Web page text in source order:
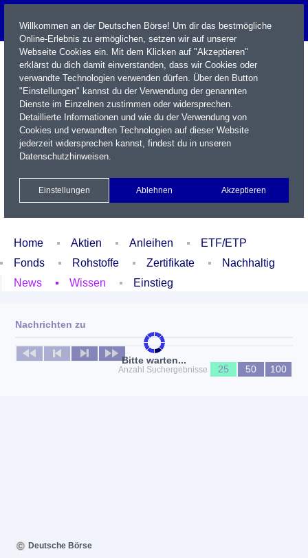
Name / WKN / ISIN / Kürzel
Xetra Realtime
Watchlist Portfolio Login
Home Aktien Anleihen
ETF/ETP
Fonds
Rohstoffe Zertifikate
Nachhaltig
News
Wissen Einstieg
Bitte warten...
Nachrichten zu
Keine News verfügbar
Anzahl Suchergebnisse
25 50 100
Willkommen an der Deutschen Börse! Um dir das bestmögliche
Online-Erlebnis zu ermöglichen, setzen wir auf unserer
Webseite Cookies ein. Mit dem Klicken auf "Akzeptieren"
erklärst du dich damit einverstanden, dass wir Cookies oder
verwandte Technologien verwenden dürfen. Über den Button
"Einstellungen" kannst du der Verwendung der genannten
Dienste im Einzelnen zustimmen oder widersprechen.
Detaillierte Informationen und wie du der Verwendung von
Cookies und verwandten Technologien auf dieser Website
jederzeit widersprechen kannst, findest du in unseren
Datenschutzhinweisen.
Einstellungen Ablehnen Akzeptieren
Deutsche Börse